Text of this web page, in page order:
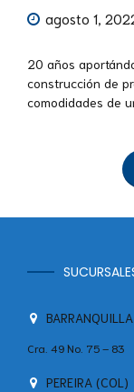
agosto 1,
20 años
construcción de
comodidades de
Cra. 49 No. 75 – 83
PEREIRA (COL)